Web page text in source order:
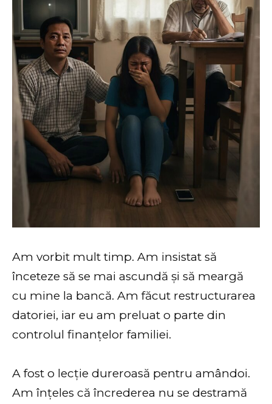
Am vorbit mult timp. Am insistat să
înceteze să se mai ascundă și să meargă
cu mine la bancă. Am făcut restructurarea
datoriei, iar eu am preluat o parte din
controlul finanțelor familiei.
A fost o lecție dureroasă pentru amândoi.
Am înțeles că încrederea nu se destramă